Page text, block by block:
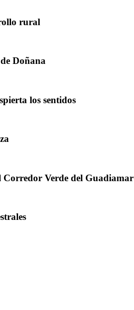
rural
Doñana
los sentidos
Corredor Verde del Guadiamar